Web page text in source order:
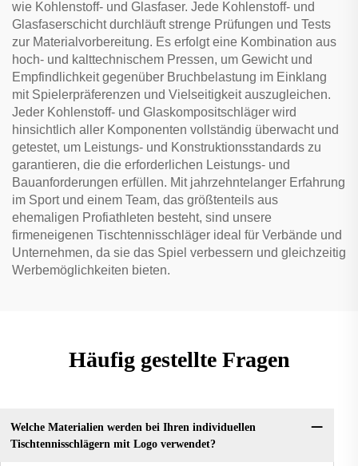
wie Kohlenstoff- und Glasfaser. Jede Kohlenstoff- und
Glasfaserschicht durchläuft strenge Prüfungen und Tests
zur Materialvorbereitung. Es erfolgt eine Kombination aus
hoch- und kalttechnischem Pressen, um Gewicht und
Empfindlichkeit gegenüber Bruchbelastung im Einklang
mit Spielerpräferenzen und Vielseitigkeit auszugleichen.
Jeder Kohlenstoff- und Glaskompositschläger wird
hinsichtlich aller Komponenten vollständig überwacht und
getestet, um Leistungs- und Konstruktionsstandards zu
garantieren, die die erforderlichen Leistungs- und
Bauanforderungen erfüllen. Mit jahrzehntelanger Erfahrung
im Sport und einem Team, das größtenteils aus
ehemaligen Profiathleten besteht, sind unsere
firmeneigenen Tischtennisschläger ideal für Verbände und
Unternehmen, da sie das Spiel verbessern und gleichzeitig
Werbemöglichkeiten bieten.
Häufig gestellte Fragen
Welche Materialien werden bei Ihren individuellen
Tischtennisschlägern mit Logo verwendet?